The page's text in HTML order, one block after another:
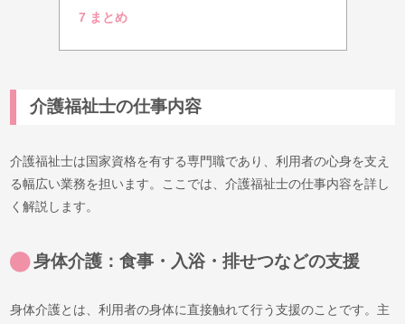
7 まとめ
介護福祉士の仕事内容
介護福祉士は国家資格を有する専門職であり、利用者の心身を支え
る幅広い業務を担います。ここでは、介護福祉士の仕事内容を詳し
く解説します。
身体介護：食事・入浴・排せつなどの支援
身体介護とは、利用者の身体に直接触れて行う支援のことです。主